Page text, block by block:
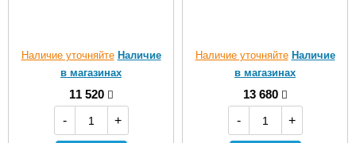
Наличие уточняйте Наличие
в магазинах
11 520
-
+
Наличие уточняйте Наличие
в магазинах
13 680
-
+